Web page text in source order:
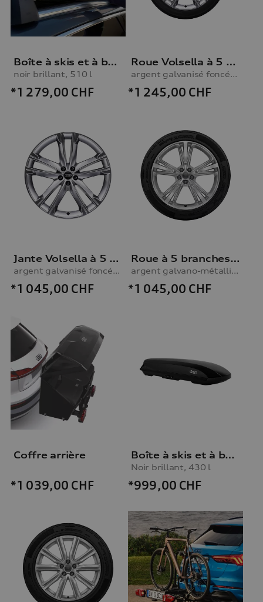
Boîte à skis et à bagages
noir brillant, 510 l
*1 279,00 CHF
Roue Volsella à 5 branches
argent galvanisé foncé, 10,0Jx22, pneu d’hiver 285/40 R22 110V XL
*1 245,00 CHF
Jante Volsella à 5 branches
argent galvanisé foncé, 10,0Jx22
*1 045,00 CHF
Roue à 5 branches segmentées
argent galvano-métallisé, 10,0Jx21, pneu d’hiver 285/45 R21 113V XL
*1 045,00 CHF
Coffre arrière
*1 039,00 CHF
Boîte à skis et à bagages, Noir brillant, 430 l
Noir brillant, 430 l
*999,00 CHF